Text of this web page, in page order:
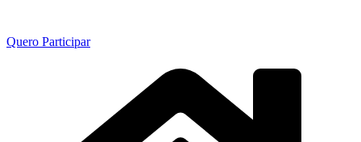
Quero Participar